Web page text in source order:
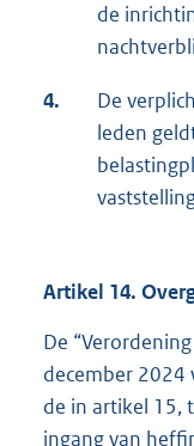
de
4.
De
leden
Artikel 14.
De
december
de in artikel 15,
ingang van